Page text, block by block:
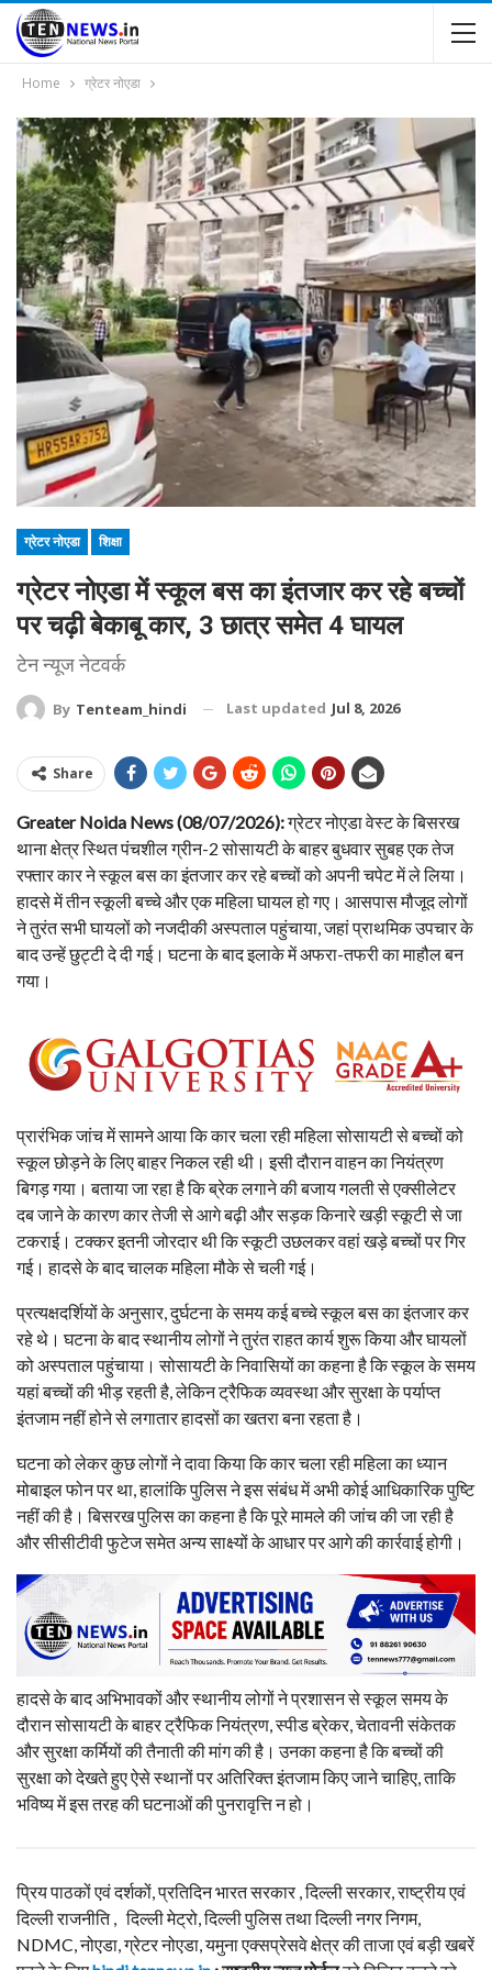
Home ग्रेटर नोएडा
ग्रेटर नोएडा शिक्षा
ग्रेटर नोएडा में स्कूल बस का इंतजार कर रहे बच्चों
पर चढ़ी बेकाबू कार, 3 छात्र समेत 4 घायल
टेन न्यूज नेटवर्क
By Tenteam_hindi Last updated Jul 8, 2026
Share
Greater Noida News (08/07/2026):ग्रेटर नोएडा वेस्ट के बिसरख
थाना क्षेत्र स्थित पंचशील ग्रीन-2 सोसायटी के बाहर बुधवार सुबह एक तेज
रफ्तार कार ने स्कूल बस का इंतजार कर रहे बच्चों को अपनी चपेट में ले लिया।
हादसे में तीन स्कूली बच्चे और एक महिला घायल हो गए। आसपास मौजूद लोगों
ने तुरंत सभी घायलों को नजदीकी अस्पताल पहुंचाया, जहां प्राथमिक उपचार के
बाद उन्हें छुट्टी दे दी गई। घटना के बाद इलाके में अफरा-तफरी का माहौल बन
गया।
प्रारंभिक जांच में सामने आया कि कार चला रही महिला सोसायटी से बच्चों को
स्कूल छोड़ने के लिए बाहर निकल रही थी। इसी दौरान वाहन का नियंत्रण
बिगड़ गया। बताया जा रहा है कि ब्रेक लगाने की बजाय गलती से एक्सीलेटर
दब जाने के कारण कार तेजी से आगे बढ़ी और सड़क किनारे खड़ी स्कूटी से जा
टकराई। टक्कर इतनी जोरदार थी कि स्कूटी उछलकर वहां खड़े बच्चों पर गिर
गई। हादसे के बाद चालक महिला मौके से चली गई।
प्रत्यक्षदर्शियों के अनुसार, दुर्घटना के समय कई बच्चे स्कूल बस का इंतजार कर
रहे थे। घटना के बाद स्थानीय लोगों ने तुरंत राहत कार्य शुरू किया और घायलों
को अस्पताल पहुंचाया। सोसायटी के निवासियों का कहना है कि स्कूल के समय
यहां बच्चों की भीड़ रहती है, लेकिन ट्रैफिक व्यवस्था और सुरक्षा के पर्याप्त
इंतजाम नहीं होने से लगातार हादसों का खतरा बना रहता है।
घटना को लेकर कुछ लोगों ने दावा किया कि कार चला रही महिला का ध्यान
मोबाइल फोन पर था, हालांकि पुलिस ने इस संबंध में अभी कोई आधिकारिक पुष्टि
नहीं की है। बिसरख पुलिस का कहना है कि पूरे मामले की जांच की जा रही है
और सीसीटीवी फुटेज समेत अन्य साक्ष्यों के आधार पर आगे की कार्रवाई होगी।
हादसे के बाद अभिभावकों और स्थानीय लोगों ने प्रशासन से स्कूल समय के
दौरान सोसायटी के बाहर ट्रैफिक नियंत्रण, स्पीड ब्रेकर, चेतावनी संकेतक
और सुरक्षा कर्मियों की तैनाती की मांग की है। उनका कहना है कि बच्चों की
सुरक्षा को देखते हुए ऐसे स्थानों पर अतिरिक्त इंतजाम किए जाने चाहिए, ताकि
भविष्य में इस तरह की घटनाओं की पुनरावृत्ति न हो।
प्रिय पाठकों एवं दर्शकों, प्रतिदिन भारत सरकार , दिल्ली सरकार, राष्ट्रीय एवं
दिल्ली राजनीति , दिल्ली मेट्रो, दिल्ली पुलिस तथा दिल्ली नगर निगम,
NDMC, नोएडा, ग्रेटर नोएडा, यमुना एक्सप्रेसवे क्षेत्र की ताजा एवं बड़ी खबरें